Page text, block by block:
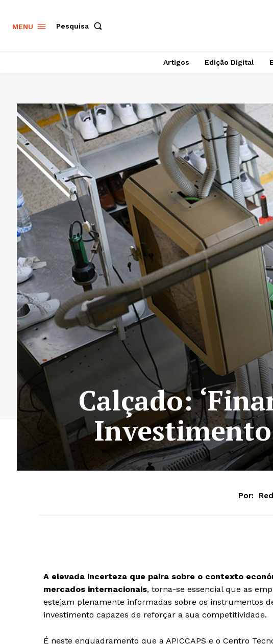
MENU Pesquisa
Artigos Edição Digital
Calçado:
Por:
A elevada incerteza que paira sobre o contexto
mercados internacionais, torna-se essencial que as
estejam plenamente informadas sobre os instrumentos
investimento capazes de reforçar a sua competitividade.
É neste enquadramento que a APICCAPS e o Centro